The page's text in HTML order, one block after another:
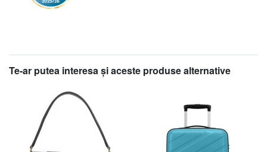
Te-ar putea interesa şi aceste produse alternative